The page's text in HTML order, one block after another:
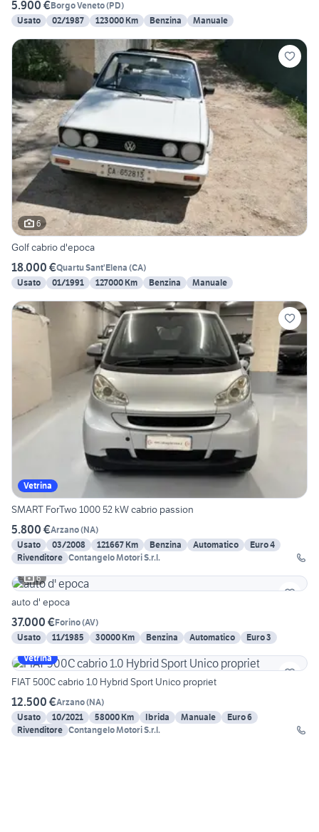
5.900 €Borgo Veneto(PD)
Usato
02/1987 123000 Km Benzina Manuale
6
Golf cabrio d'epoca
18.000 €Quartu Sant'Elena (CA)
Usato
01/1991 127000 Km Benzina Manuale
Vetrina
SMART ForTwo 1000 52 kW cabrio passion
5.800 €Arzano(NA)
Usato
03/2008 121667 Km Benzina Automatico
Euro 4
Rivenditore Contangelo Motori S.r.l.
6
auto d' epoca
37.000 €Forino(AV)
Usato
11/1985 30000 Km Benzina Automatico
Euro 3
Vetrina
FIAT 500C cabrio 1.0 Hybrid Sport Unico propriet
12.500 €Arzano(NA)
Usato
10/2021 58000 Km Ibrida Manuale
Euro 6
Rivenditore Contangelo Motori S.r.l.